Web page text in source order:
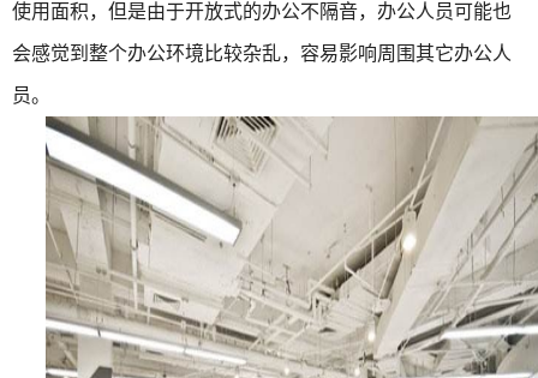
使用面积，但是由于开放式的办公不隔音，办公人员可能也
会感觉到整个办公环境比较杂乱，容易影响周围其它办公人
员。